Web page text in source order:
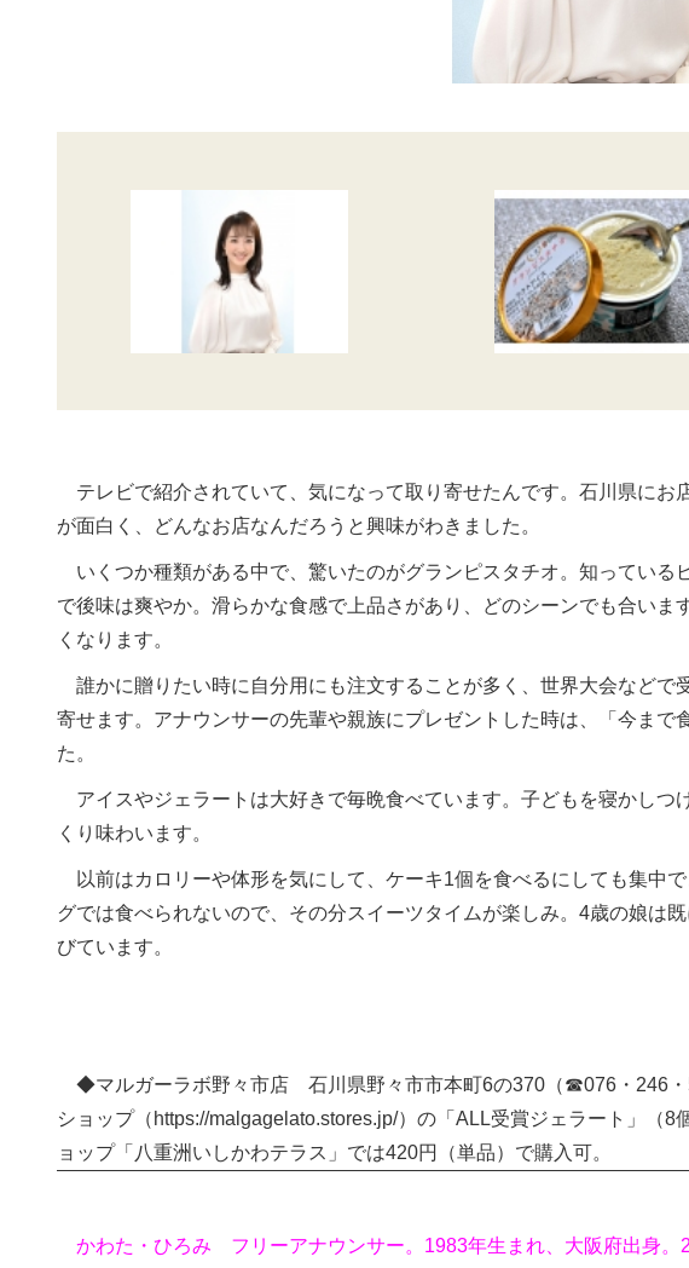
テレビで紹介されていて、気になって取り寄せたんです。石川県にお
が面白く、どんなお店なんだろうと興味がわきました。
いくつか種類がある中で、驚いたのがグランピスタチオ。知っている
で後味は爽やか。滑らかな食感で上品さがあり、どのシーンでも合い
くなります。
誰かに贈りたい時に自分用にも注文することが多く、世界大会などで
寄せます。アナウンサーの先輩や親族にプレゼントした時は、「今ま
た。
アイスやジェラートは大好きで毎晩食べています。子どもを寝かしつ
くり味わいます。
以前はカロリーや体形を気にして、ケーキ1個を食べるにしても集中
グでは食べられないので、その分スイーツタイムが楽しみ。4歳の娘は
びています。
◆マルガーラボ野々市店 石川県野々市市本町6の370（☎076・246・
ショップ（ https://malgagelato.stores.jp/）の「ALL受賞ジェラート」（8
ョップ「八重洲いしかわテラス」では420円（単品）で購入可。
かわた・ひろみ フリーアナウンサー。1983年生まれ、大阪府出身